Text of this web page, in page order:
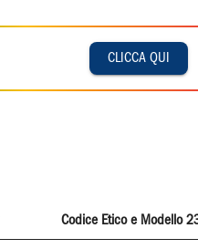
CLICCA QUI
Codice Etico e Modello